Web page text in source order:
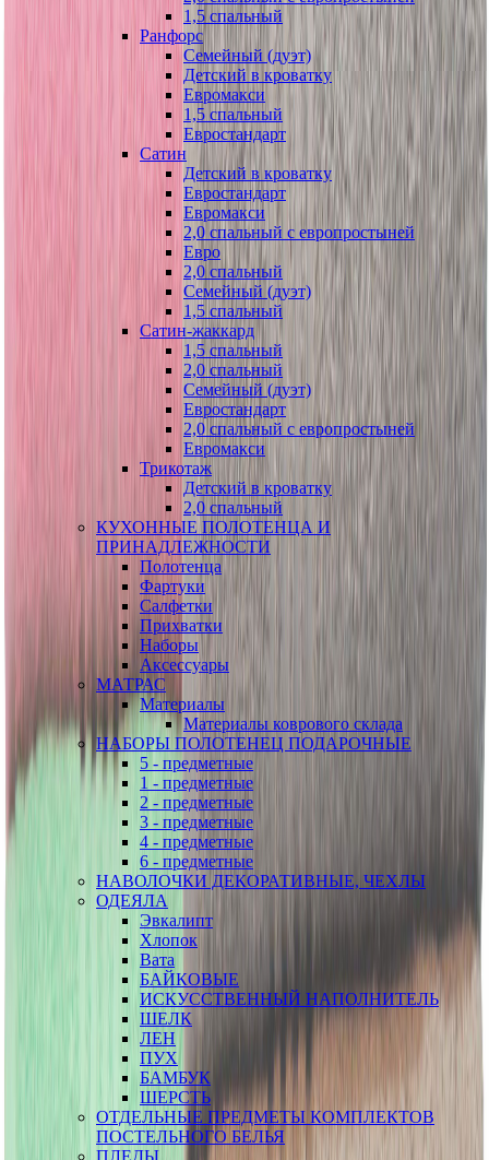
1,5 спальный
Ранфорс
Семейный (дуэт)
Детский в кроватку
Евромакси
1,5 спальный
Евростандарт
Сатин
Детский в кроватку
Евростандарт
Евромакси
2,0 спальный с европростыней
Евро
2,0 спальный
Семейный (дуэт)
1,5 спальный
Сатин-жаккард
1,5 спальный
2,0 спальный
Семейный (дуэт)
Евростандарт
2,0 спальный с европростыней
Евромакси
Трикотаж
Детский в кроватку
2,0 спальный
КУХОННЫЕ ПОЛОТЕНЦА И
ПРИНАДЛЕЖНОСТИ
Полотенца
Фартуки
Салфетки
Прихватки
Наборы
Аксессуары
МАТРАС
Материалы
Материалы коврового склада
НАБОРЫ ПОЛОТЕНЕЦ ПОДАРОЧНЫЕ
5 - предметные
1 - предметные
2 - предметные
3 - предметные
4 - предметные
6 - предметные
НАВОЛОЧКИ ДЕКОРАТИВНЫЕ, ЧЕХЛЫ
ОДЕЯЛА
Эвкалипт
Хлопок
Вата
БАЙКОВЫЕ
ИСКУССТВЕННЫЙ НАПОЛНИТЕЛЬ
ШЕЛК
ЛЕН
ПУХ
БАМБУК
ШЕРСТЬ
ОТДЕЛЬНЫЕ ПРЕДМЕТЫ КОМПЛЕКТОВ
ПОСТЕЛЬНОГО БЕЛЬЯ